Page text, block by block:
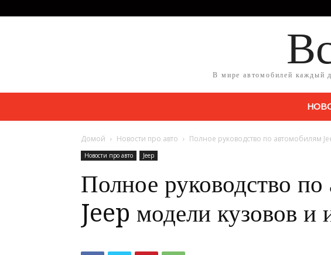
В мире автомобилей каждый
Домой Новости про авто Полное руководство по автомобилям
Новости про авто Jeep
Полное руководство
Jeep модели кузовов и